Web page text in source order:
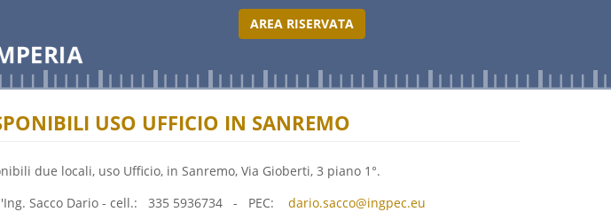
AREA RISERVATA
USO UFFICIO IN SANREMO
due locali, uso Ufficio, in Sanremo, Via Gioberti, 3 piano 1°.
Sacco Dario - cell.: 335 5936734 - PEC: dario.sacco@ingpec.eu